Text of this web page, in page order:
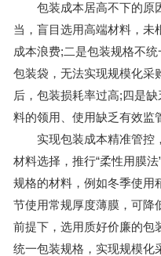
包装成本居高不下的原
当，盲目选用高端材料，未
成本浪费;二是包装规格不
包装袋，无法实现规模化采
后，包装损耗率过高;四是
料的领用、使用缺乏有效监
实现包装成本精准管控
材料选择，推行“柔性用膜
规格的材料，例如冬季使用
节使用常规厚度薄膜，可降
前提下，选用质好价廉的包
统一包装规格，实现规模化